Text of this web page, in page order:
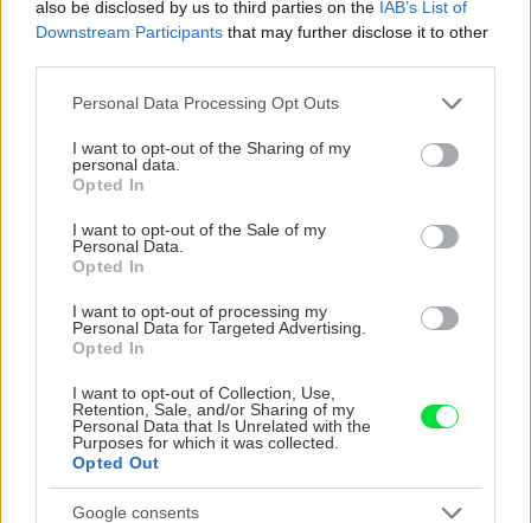
also be disclosed by us to third parties on the IAB’s List of
Downstream Participants that may further disclose it to other
Please note that this website/app uses one or more Google
not limited to your visit or usage behaviour. You may click to
grant or deny consent to Google and its third-party tags to
use your data for below specified purposes in below Google
consent section.
Personal Data Processing Opt Outs
I want to opt-out of the Sharing of my
personal data.
Opted In
I want to opt-out of the Sale of my
Personal Data.
Opted In
I want to opt-out of processing my
Personal Data for Targeted Advertising.
Opted In
I want to opt-out of Collection, Use,
Retention, Sale, and/or Sharing of my
Personal Data that Is Unrelated with the
Purposes for which it was collected.
Opted Out
Google consents
CHALUPA
Na Morave prerobila
nepoznanie: Keď
vojdete dnu, zabudnete,
že nie ste v Toskánsku
S motorovou pílou sa
Slovák sa nebál a v
Čičmanoch si postavil
montovaný domček v